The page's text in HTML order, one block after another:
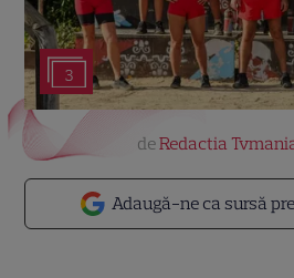
3
Adaugă-ne ca sursă
deRedactia